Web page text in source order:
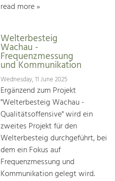
read more »
Welterbesteig
Wachau -
Frequenzmessung
und Kommunikation
Wednesday, 11 June 2025
Ergänzend zum Projekt
"Welterbesteig Wachau -
Qualitätsoffensive" wird ein
zweites Projekt für den
Welterbesteig durchgeführt, bei
dem ein Fokus auf
Frequenzmessung und
Kommunikation gelegt wird.